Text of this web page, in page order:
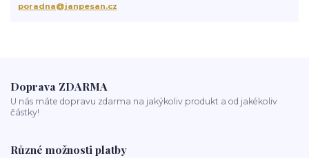
kortikoidy
objem vlasů
ionizace při fénování
poradna@janpesan.cz
Doprava ZDARMA
U nás máte dopravu zdarma na jakýkoliv produkt a od jakékoliv
částky!
Různé možnosti platby